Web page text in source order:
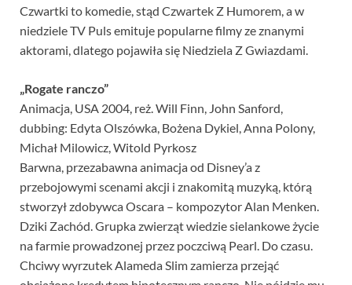
Czwartki to komedie, stąd Czwartek Z Humorem, a w
niedziele TV Puls emituje popularne filmy ze znanymi
aktorami, dlatego pojawiła się Niedziela Z Gwiazdami.
„Rogate ranczo”
Animacja, USA 2004, reż. Will Finn, John Sanford,
dubbing: Edyta Olszówka, Bożena Dykiel, Anna Polony,
Michał Milowicz, Witold Pyrkosz
Barwna, przezabawna animacja od Disney’a z
przebojowymi scenami akcji i znakomitą muzyką, którą
stworzył zdobywca Oscara – kompozytor Alan Menken.
Dziki Zachód. Grupka zwierząt wiedzie sielankowe życie
na farmie prowadzonej przez poczciwą Pearl. Do czasu.
Chciwy wyrzutek Alameda Slim zamierza przejąć